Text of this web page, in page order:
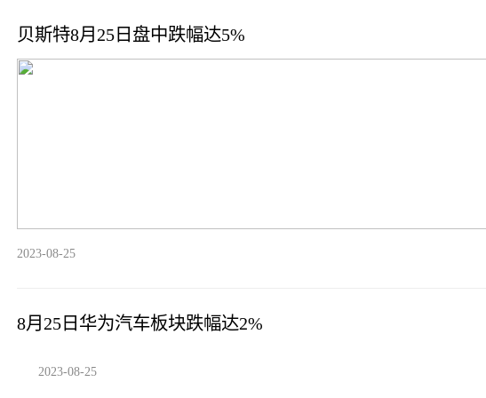
贝斯特8月25日盘中跌幅达5%
2023-08-25
8月25日华为汽车板块跌幅达2%
2023-08-25